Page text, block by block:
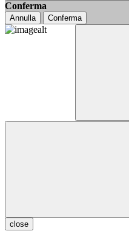
Conferma
Annulla Conferma
close